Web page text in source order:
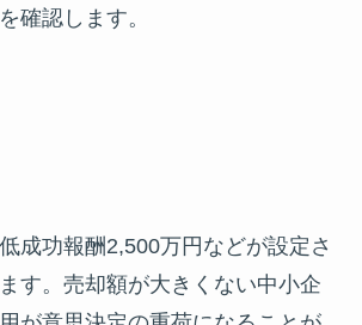
確認します。
成功報酬2,500万円などが設定さ
す。売却額が大きくない中小企